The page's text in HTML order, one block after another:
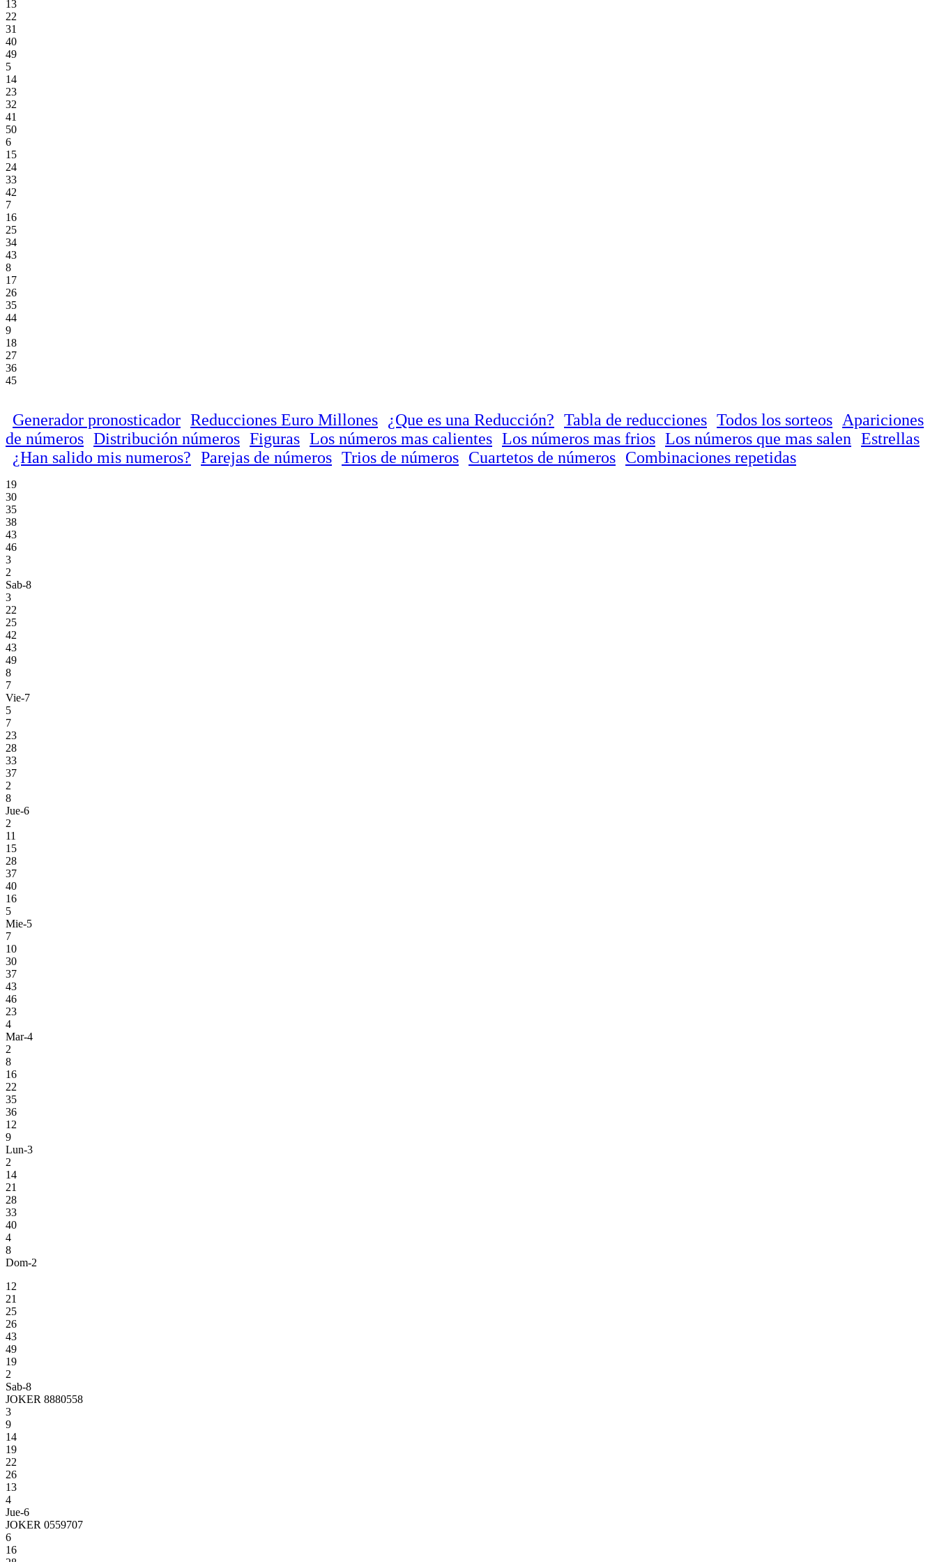
13
22
31
40
49
5
14
23
32
41
50
6
15
24
33
42
7
16
25
34
43
8
17
26
35
44
9
18
27
36
45
Generador pronosticador Reducciones Euro Millones ¿Que es una Reducción? Tabla de reducciones Todos los sorteos
Apariciones
de números Distribución números Figuras Los números mas calientes Los números mas frios Los números que mas salen Estrellas
¿Han salido mis numeros? Parejas de números Trios de números Cuartetos de números Combinaciones repetidas
19
30
35
38
43
46
3
2
Sab-8
3
22
25
42
43
49
8
7
Vie-7
5
7
23
28
33
37
2
8
Jue-6
2
11
15
28
37
40
16
5
Mie-5
7
10
30
37
43
46
23
4
Mar-4
2
8
16
22
35
36
12
9
Lun-3
2
14
21
28
33
40
4
8
Dom-2
12
21
25
26
43
49
19
2
Sab-8
JOKER 8880558
3
9
14
19
22
26
13
4
Jue-6
JOKER 0559707
6
16